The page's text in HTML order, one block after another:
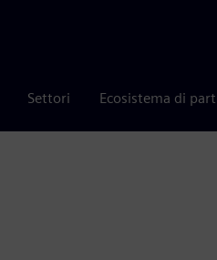
Settori Ecosistema di